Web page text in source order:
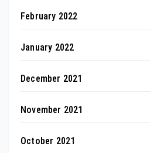
February 2022
January 2022
December 2021
November 2021
October 2021